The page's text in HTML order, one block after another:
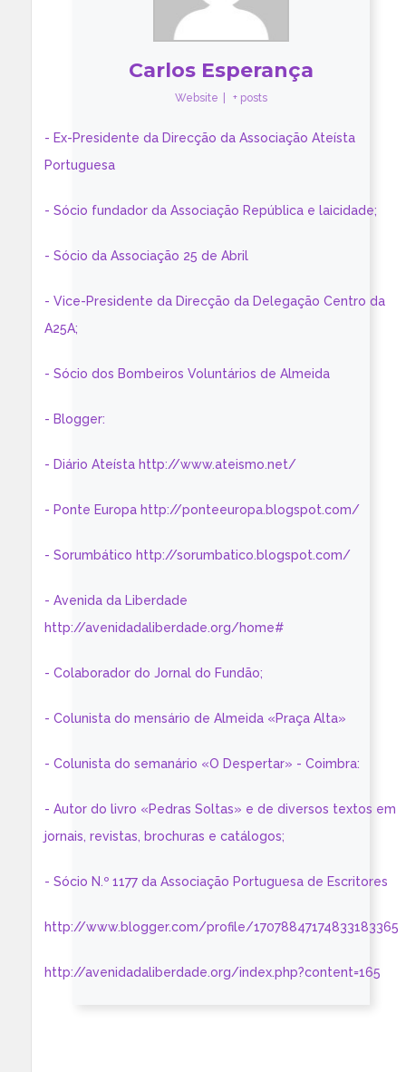
Carlos Esperança
Website + posts
- Ex-Presidente da Direcção da Associação Ateísta
Portuguesa
- Sócio fundador da Associação República e laicidade;
- Sócio da Associação 25 de Abril
- Vice-Presidente da Direcção da Delegação Centro da
A25A;
- Sócio dos Bombeiros Voluntários de Almeida
- Blogger:
- Diário Ateísta http://www.ateismo.net/
- Ponte Europa http://ponteeuropa.blogspot.com/
- Sorumbático http://sorumbatico.blogspot.com/
- Avenida da Liberdade
http://avenidadaliberdade.org/home#
- Colaborador do Jornal do Fundão;
- Colunista do mensário de Almeida «Praça Alta»
- Colunista do semanário «O Despertar» - Coimbra:
- Autor do livro «Pedras Soltas» e de diversos textos em
jornais, revistas, brochuras e catálogos;
- Sócio N.º 1177 da Associação Portuguesa de Escritores
http://www.blogger.com/profile/17078847174833183365
http://avenidadaliberdade.org/index.php?content=165